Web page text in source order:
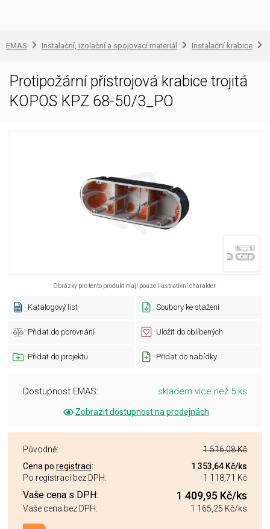
EMAS Instalační, izolační a spojovací materiál Instalační krabice
Protipožární přístrojová krabice trojitá
KOPOS KPZ 68-50/3_PO
Obrázky pro tento produkt mají pouze ilustrativní charakter.
Katalogový list Soubory ke stažení
Přidat do porovnání Uložit do oblíbených
Přidat do projektu Přidat do nabídky
Dostupnost EMAS: skladem více než 5 ks
Zobrazit dostupnost na prodejnách
Původně:
1 516,08 Kč
Cena po registraci: 1 353,64 Kč/ks
Po registraci bez DPH:
1 118,71 Kč
Vaše cena s DPH: 1 409,95 Kč/ks
Vaše cena bez DPH: 1 165,25 Kč/ks